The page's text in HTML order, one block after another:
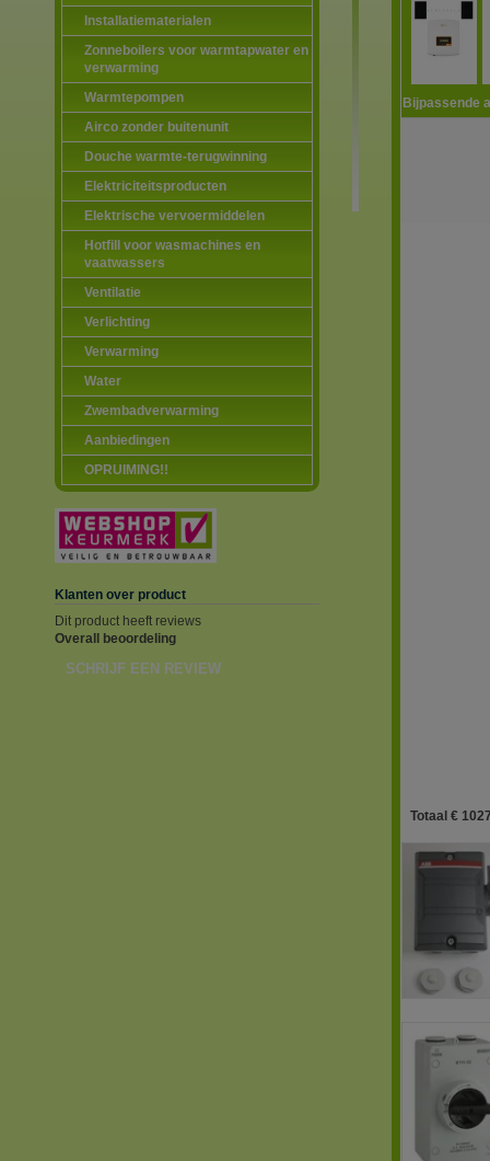
Installatiematerialen
Zonneboilers voor warmtapwater en
verwarming
Warmtepompen
Airco zonder buitenunit
Douche warmte-terugwinning
Elektriciteitsproducten
Elektrische vervoermiddelen
Hotfill voor wasmachines en
vaatwassers
Ventilatie
Verlichting
Verwarming
Water
Zwembadverwarming
Aanbiedingen
OPRUIMING!!
Klanten over product
Dit product heeft reviews
Overall beoordeling
SCHRIJF EEN REVIEW
Totaal €
Bijpassende